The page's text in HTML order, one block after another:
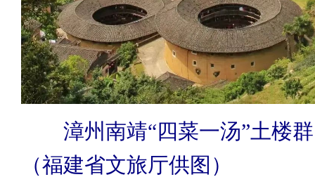
漳州南靖“四菜一汤”土楼
（福建省文旅厅供图）